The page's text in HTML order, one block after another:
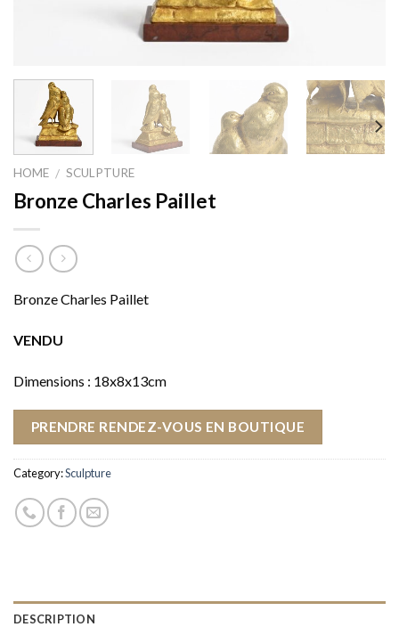
HOME / SCULPTURE
Bronze Charles Paillet
Bronze Charles Paillet
VENDU
Dimensions : 18x8x13cm
PRENDRE RENDEZ-VOUS EN BOUTIQUE
Category:Sculpture
DESCRIPTION